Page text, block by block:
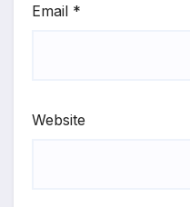
Email *
Website